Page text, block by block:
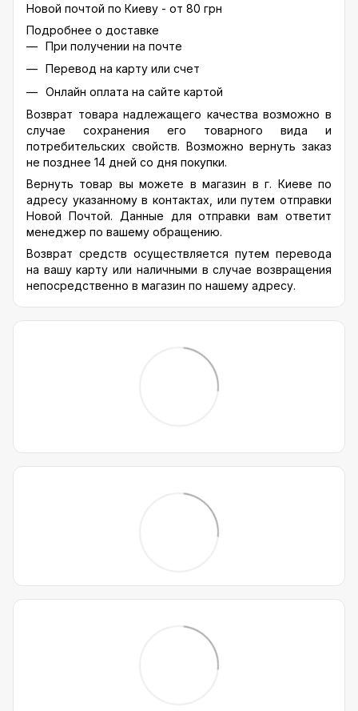
Новой почтой по Киеву - от 80 грн
Подробнее о доставке
При получении на почте
Перевод на карту или счет
Онлайн оплата на сайте картой
Возврат товара надлежащего качества возможно в
случае сохранения его товарного вида и
потребительских свойств. Возможно вернуть заказ
не позднее 14 дней со дня покупки.
Вернуть товар вы можете в магазин в г. Киеве по
адресу указанному в контактах, или путем отправки
Новой Почтой. Данные для отправки вам ответит
менеджер по вашему обращению.
Возврат средств осуществляется путем перевода
на вашу карту или наличными в случае возвращения
непосредственно в магазин по нашему адресу.